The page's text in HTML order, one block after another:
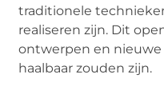
traditionele
realiseren zijn. Dit
ontwerpen en
haalbaar zouden zijn.